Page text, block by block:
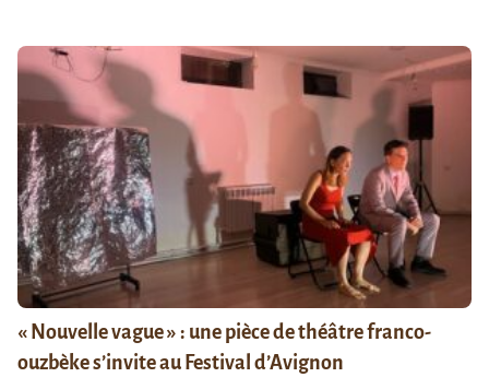
« Nouvelle vague » : une pièce de théâtre franco-
ouzbèke s’invite au Festival d’Avignon